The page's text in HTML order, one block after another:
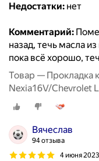
Недостатки: нет
Комментарий:
назад, течь масла
пока всё хорошо,
Товар — Прокладка
Nexia16V/Chevrolet
00>RIGINAL
Вячеслав
94 отзыва
4 июня 2023